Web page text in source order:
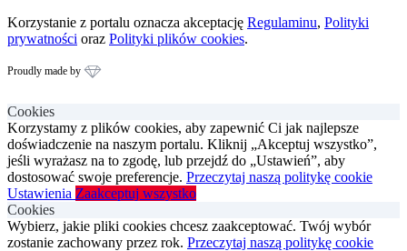
Korzystanie z portalu oznacza akceptację Regulaminu, Polityki
prywatności oraz Polityki plików cookies.
Proudly made by
Cookies
Korzystamy z plików cookies, aby zapewnić Ci jak najlepsze
doświadczenie na naszym portalu. Kliknij „Akceptuj wszystko”,
jeśli wyrażasz na to zgodę, lub przejdź do „Ustawień”, aby
dostosować swoje preferencje. Przeczytaj naszą politykę cookie
Ustawienia Zaakceptuj wszystko
Cookies
Wybierz, jakie pliki cookies chcesz zaakceptować. Twój wybór
zostanie zachowany przez rok. Przeczytaj naszą politykę cookie